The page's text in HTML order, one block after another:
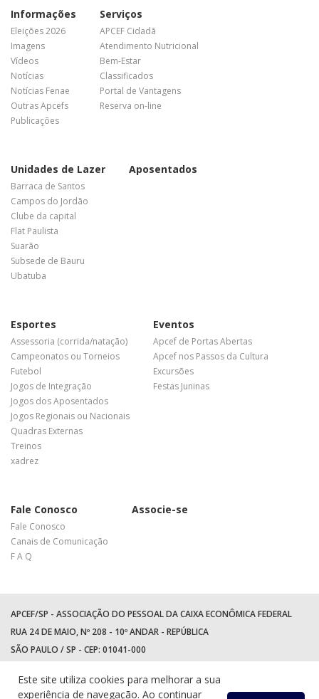
Informações
Eleições 2026
Imagens
Vídeos
Notícias
Notícias Fenae
Outras Apcefs
Publicações
Serviços
APCEF Cidadã
Atendimento Nutricional
Bem-Estar
Classificados
Portal de Vantagens
Reserva on-line
Unidades de Lazer
Barraca de Santos
Campos do Jordão
Clube da capital
Flat Paulista
Suarão
Subsede de Bauru
Ubatuba
Aposentados
Esportes
Assessoria (corrida/natação)
Campeonatos ou Torneios
Futebol
Jogos de Integração
Jogos dos Aposentados
Jogos Regionais ou Nacionais
Quadras Externas
Treinos
xadrez
Eventos
Apcef de Portas Abertas
Apcef nos Passos da Cultura
Excursões
Festas Juninas
Fale Conosco
Fale Conosco
Canais de Comunicação
F A Q
Associe-se
APCEF/SP - ASSOCIAÇÃO DO PESSOAL DA CAIXA ECONÔMICA FEDERAL
RUA 24 DE MAIO, Nº 208 - 10º ANDAR - REPÚBLICA
SÃO PAULO / SP - CEP: 01041-000
WhatsApp: (11) 94597-5758
Este site utiliza cookies para melhorar a sua
experiência de navegação. Ao continuar